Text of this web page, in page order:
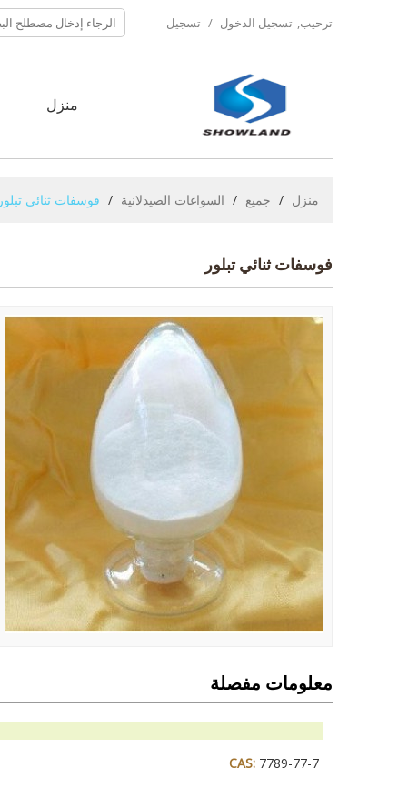
ترحيب, تسجيل الدخول / تسجيل
منزل
منزل / جميع / السواغات الصيدلانية / فوسفات ثنائي تبلور
فوسفات ثنائي تبلور
معلومات مفصلة
CAS: 7789-77-7